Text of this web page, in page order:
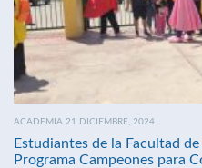
ACADEMIA 21 DICIEMBRE, 2024
Estudiantes de la Facultad
Programa Campeones para